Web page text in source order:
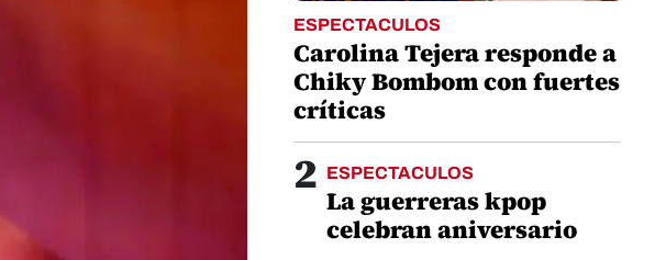
ESPECTACULOS
Carolina Tejera responde a
Chiky Bombom con fuertes
críticas
2 ESPECTACULOS
La guerreras kpop
celebran aniversario